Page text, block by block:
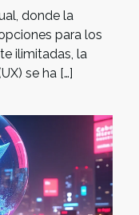
donde la
para los
ilimitadas, la
se ha […]